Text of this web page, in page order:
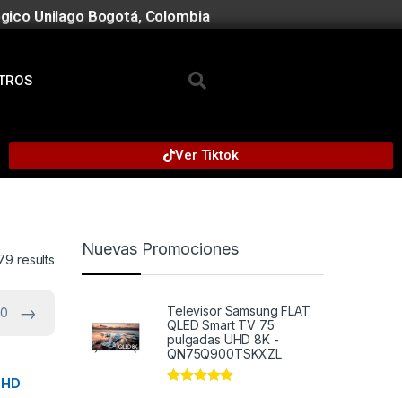
Unilago Bogotá, Colombia
Ver Tiktok
results
→
Nuevas Promociones
Televisor Samsung FLAT
QLED Smart TV 75
pulgadas UHD 8K -
QN75Q900TSKXZL